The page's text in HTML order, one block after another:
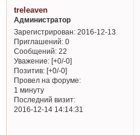
treleaven
Администратор
Зарегистрирован: 2016-12-13
Приглашений:0
Сообщений:22
Уважение: [+0/-0]
Позитив: [+0/-0]
Провел на форуме:
1 минуту
Последний визит:
2016-12-14 14:14:31